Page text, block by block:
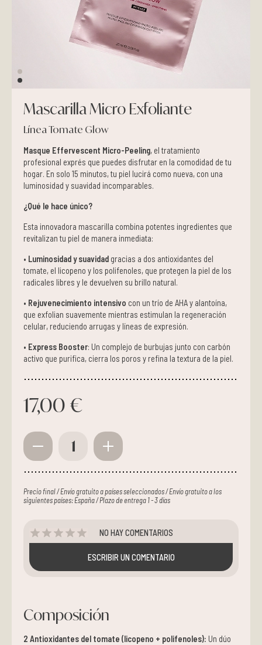
Mascarilla Micro Exfoliante
Línea Tomate Glow
Masque Effervescent Micro-Peeling, el tratamiento
profesional exprés que puedes disfrutar en la comodidad de tu
hogar. En solo 15 minutos, tu piel lucirá como nueva, con una
luminosidad y suavidad incomparables.
¿Qué le hace único?
Esta innovadora mascarilla combina potentes ingredientes que
revitalizan tu piel de manera inmediata:
• Luminosidad y suavidad gracias a dos antioxidantes del
tomate, el licopeno y los polifenoles, que protegen la piel de los
radicales libres y le devuelven su brillo natural.
• Rejuvenecimiento intensivo con un trío de AHA y alantoína,
que exfolian suavemente mientras estimulan la regeneración
celular, reduciendo arrugas y líneas de expresión.
• Express Booster: Un complejo de burbujas junto con carbón
activo que purifica, cierra los poros y refina la textura de la piel.
17,00 €
1
Precio final / Envío gratuito a países seleccionados / Envío gratuito a los
siguientes países: España / Plazo de entrega 1 - 3 días
NO HAY COMENTARIOS
ESCRIBIR UN COMENTARIO
Composición
2 Antioxidantes del tomate (licopeno + polifenoles): Un dúo
Manchas
Solares
Contorno de Ojos
Serums
Mascarillas